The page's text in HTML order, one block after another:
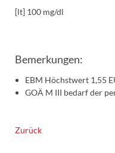
[lt] 100 mg/dl
Bemerkungen:
EBM Höchstwert 1,55
GOÄ M III bedarf der
Zurück